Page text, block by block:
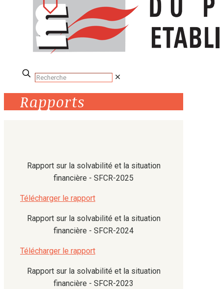
✕
Rapports
Rapport sur la solvabilité et la situation
financière - SFCR-2025
Télécharger le rapport
Rapport sur la solvabilité et la situation
financière - SFCR-2024
Télécharger le rapport
Rapport sur la solvabilité et la situation
financière - SFCR-2023